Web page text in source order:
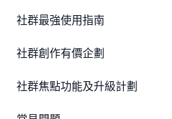
社群最強使用指南
社群創作有價企劃
社群焦點功能及升級計劃